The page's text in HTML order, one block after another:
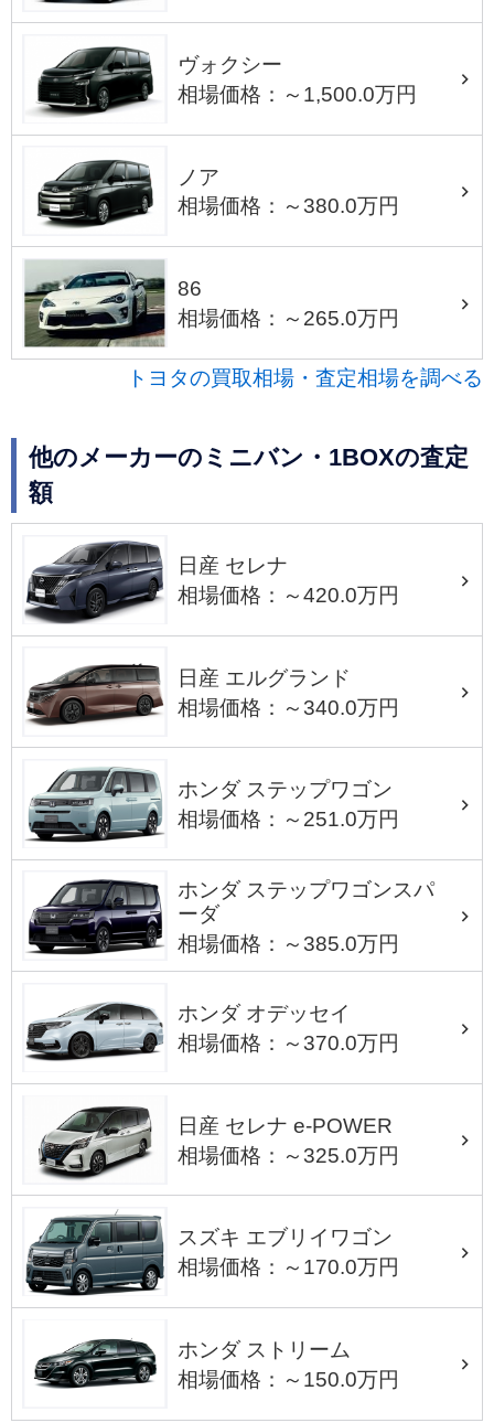
ヴォクシー
相場価格：～1,500.0万円
ノア
相場価格：～380.0万円
86
相場価格：～265.0万円
トヨタの買取相場・査定相場を調べる
他のメーカーのミニバン・1BOXの査定
額
日産 セレナ
相場価格：～420.0万円
日産 エルグランド
相場価格：～340.0万円
ホンダ ステップワゴン
相場価格：～251.0万円
ホンダ ステップワゴンスパ
ーダ
相場価格：～385.0万円
ホンダ オデッセイ
相場価格：～370.0万円
日産 セレナ e-POWER
相場価格：～325.0万円
スズキ エブリイワゴン
相場価格：～170.0万円
ホンダ ストリーム
相場価格：～150.0万円